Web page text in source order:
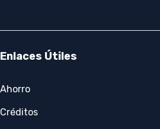
Enlaces Útiles
Ahorro
Créditos